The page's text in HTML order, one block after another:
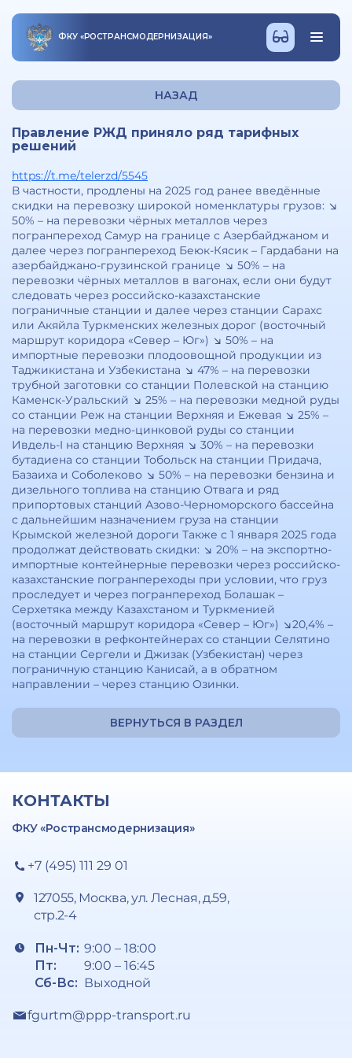
ФКУ «РОСТРАНСМОДЕРНИЗАЦИЯ»
НАЗАД
Правление РЖД приняло ряд тарифных
решений
https://t.me/telerzd/5545
В частности, продлены на 2025 год ранее введённые
скидки на перевозку широкой номенклатуры грузов: ↘️
50% – на перевозки чёрных металлов через
погранпереход Самур на границе с Азербайджаном и
далее через погранпереход Беюк-Кясик – Гардабани на
азербайджано-грузинской границе ↘️ 50% – на
перевозки чёрных металлов в вагонах, если они будут
следовать через российско-казахстанские
пограничные станции и далее через станции Сарахс
или Акяйла Туркменских железных дорог (восточный
маршрут коридора «Север – Юг») ↘️ 50% – на
импортные перевозки плодоовощной продукции из
Таджикистана и Узбекистана ↘️ 47% – на перевозки
трубной заготовки со станции Полевской на станцию
Каменск-Уральский ↘️ 25% – на перевозки медной руды
со станции Реж на станции Верхняя и Ежевая ↘️ 25% –
на перевозки медно-цинковой руды со станции
Ивдель-I на станцию Верхняя ↘️ 30% – на перевозки
бутадиена со станции Тобольск на станции Придача,
Базаиха и Соболеково ↘️ 50% – на перевозки бензина и
дизельного топлива на станцию Отвага и ряд
припортовых станций Азово-Черноморского бассейна
с дальнейшим назначением груза на станции
Крымской железной дороги Также с 1 января 2025 года
продолжат действовать скидки: ↘️ 20% – на экспортно-
импортные контейнерные перевозки через российско-
казахстанские погранпереходы при условии, что груз
проследует и через погранпереход Болашак –
Серхетяка между Казахстаном и Туркменией
(восточный маршрут коридора «Север – Юг») ↘️20,4% –
на перевозки в рефконтейнерах со станции Селятино
на станции Сергели и Джизак (Узбекистан) через
пограничную станцию Канисай, а в обратном
направлении – через станцию Озинки.
ВЕРНУТЬСЯ В РАЗДЕЛ
КОНТАКТЫ
ФКУ «Ространсмодернизация»
+7 (495) 111 29 01
127055, Москва, ул. Лесная, д.59,
стр.2-4
Пн-Чт:
Пт:
Сб-Вс:
9:00 – 18:00
9:00 – 16:45
Выходной
fgurtm@ppp-transport.ru